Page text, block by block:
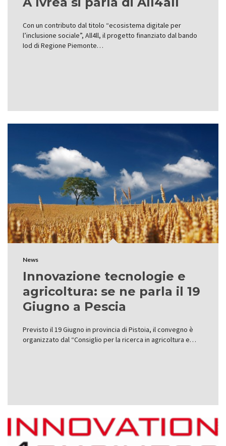
Con un contributo dal titolo “ecosistema digitale per
l’inclusione sociale”, All4ll, il progetto finanziato dal bando
Iod di Regione Piemonte…
News
Innovazione tecnologie e
agricoltura: se ne parla il 19
Giugno a Pescia
Previsto il 19 Giugno in provincia di Pistoia, il convegno è
organizzato dal “Consiglio per la ricerca in agricoltura e…